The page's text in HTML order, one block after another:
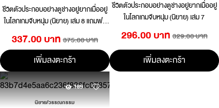
ชีวิตตัวประกอบอย่างตูช่างอยู่ยากเมื่ออยู่
ในโลกเกมจีบหนุ่ม (นิยาย) เล่ม 8 แถมฟรี
337.00 บาท 375.00 บาท
เพิ่มลงตะกร้า
ชีวิตตัวประกอบอย่างตูช่างอยู่ยากเมื่ออยู่
ในโลกเกมจีบหนุ่ม (นิยาย) เล่ม 7
296.00 บาท 329.00 บาท
เพิ่มลงตะกร้า
189
นิยาย/วรรณกรรม